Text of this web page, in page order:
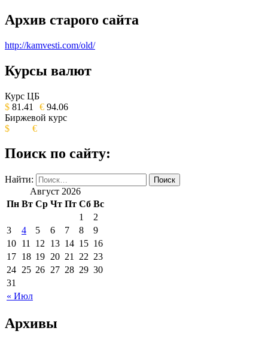
Архив старого сайта
http://kamvesti.com/old/
ОБЩЕСТВЕННО-ПОЛИТИЧЕСКОЕ
ИЗДАНИЕ КАМЧАТСКОГО КРАЯ.
Курсы валют
Курс ЦБ
$ 81.41 € 94.06
Биржевой курс
$
€
Поиск по сайту:
Найти:
Август 2026
Пн Вт Ср Чт Пт Сб Вс
« Июл
1
2
3
4 5 6 7 8
9
10 11 12 13 14 15 16
17 18 19 20 21 22 23
24 25 26 27 28 29 30
31
Архивы